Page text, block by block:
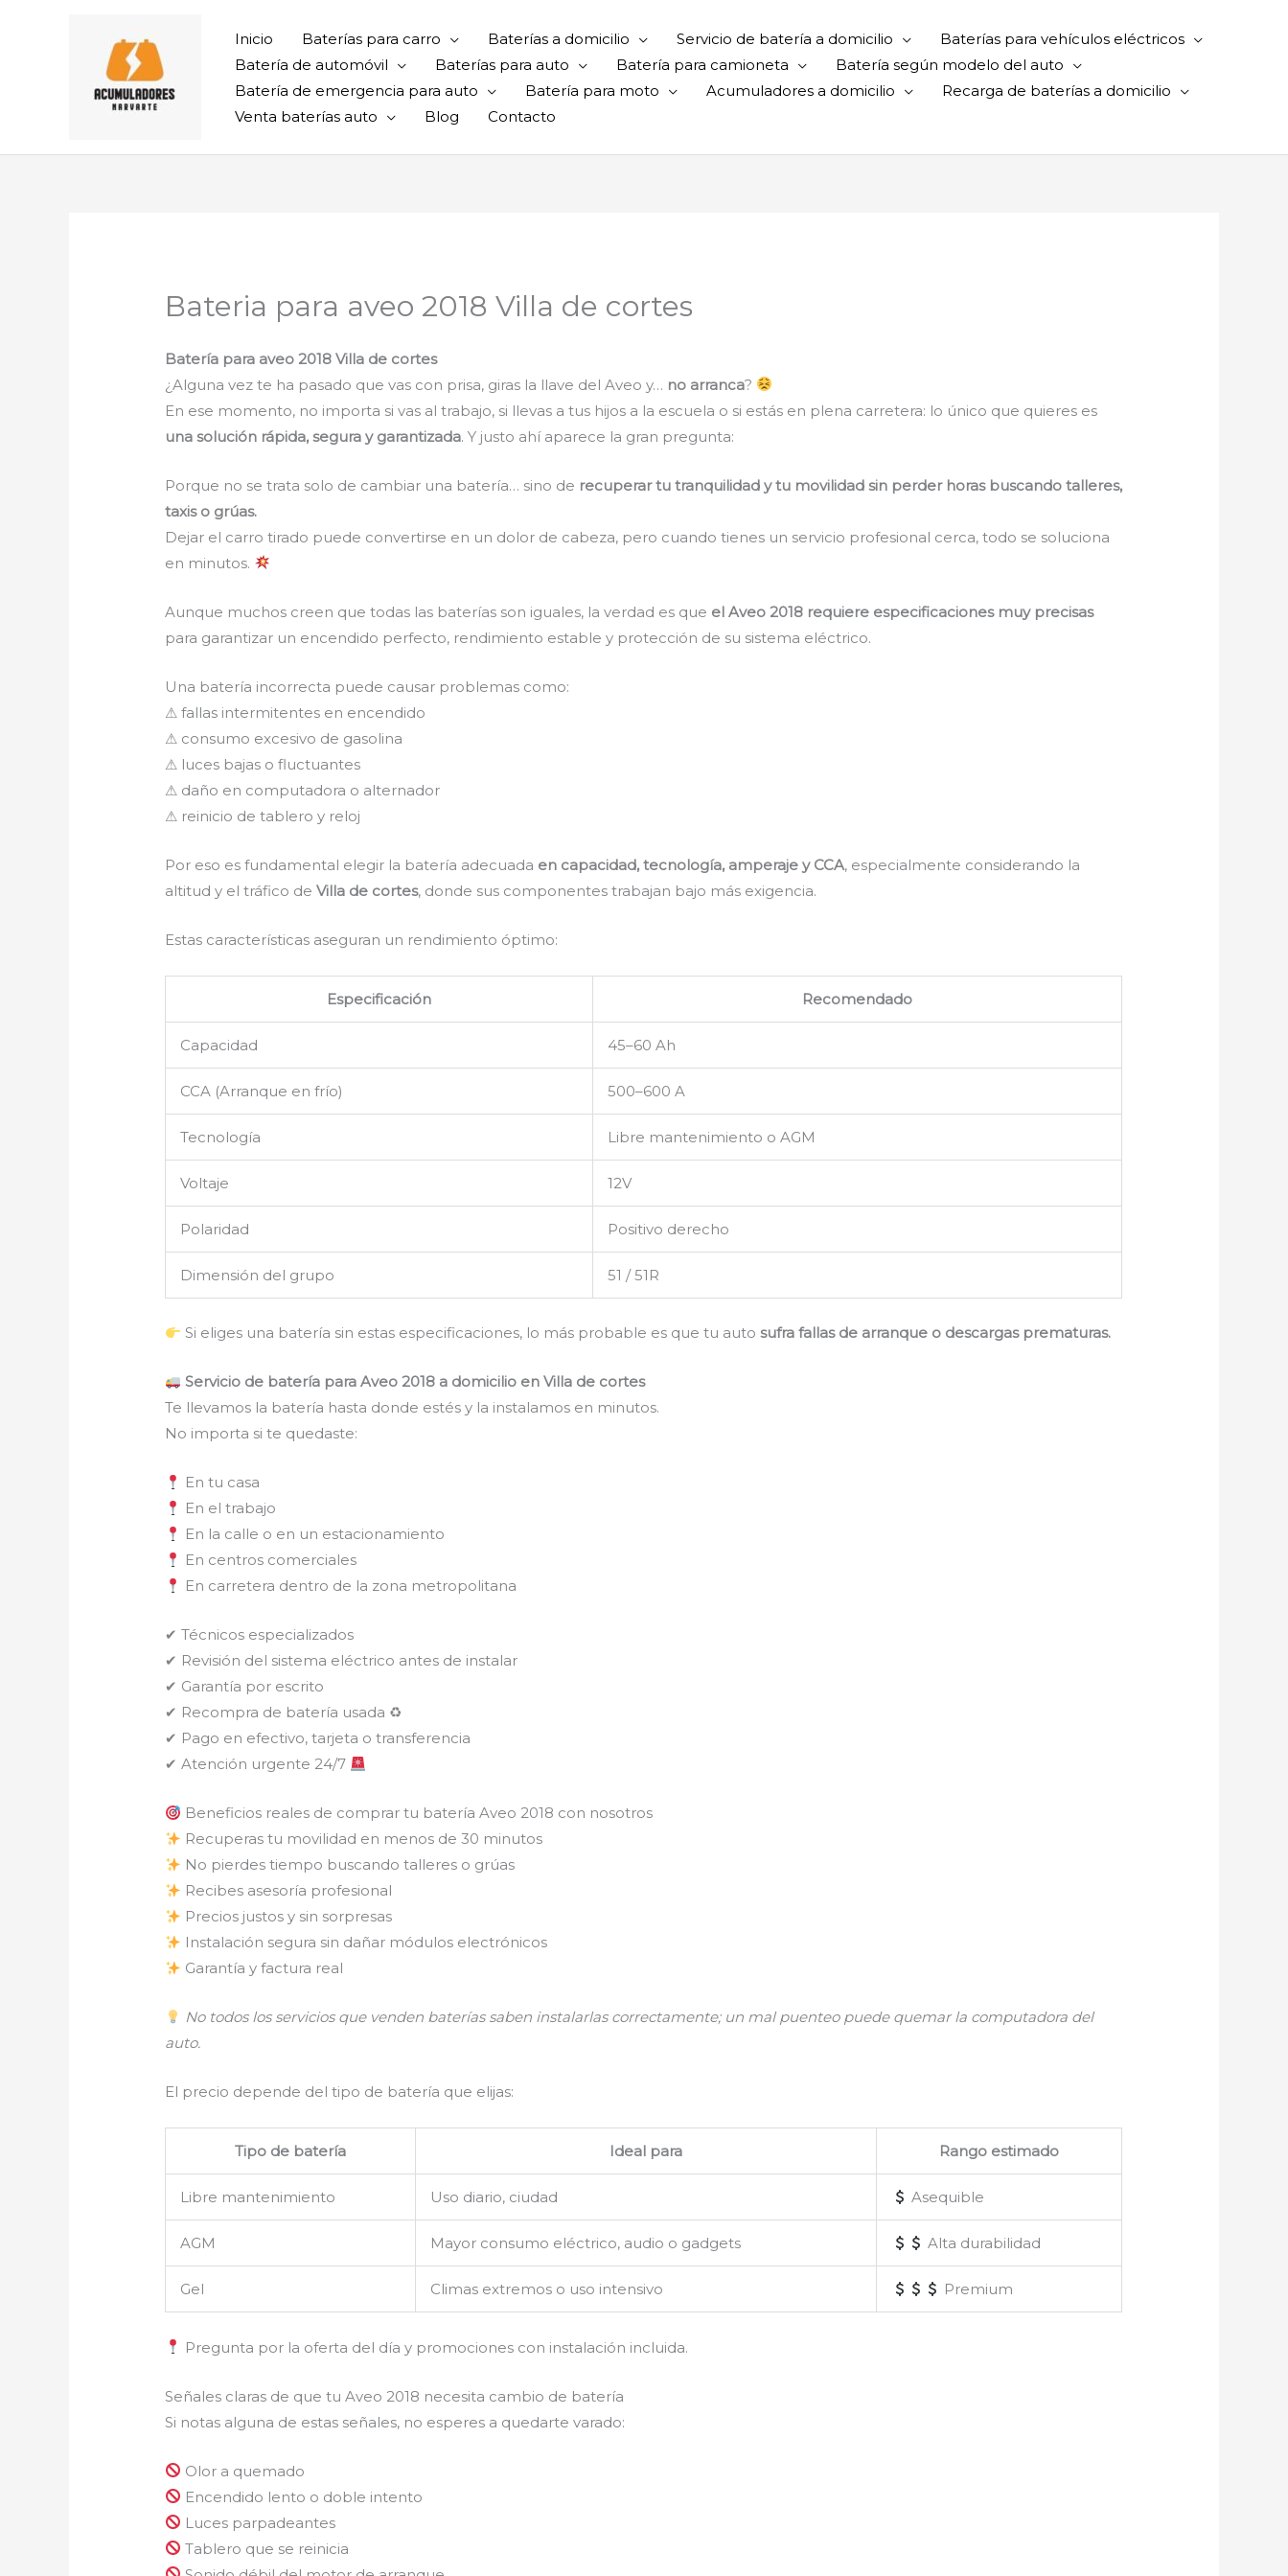
Inicio Baterías para carro Baterías a domicilio Servicio de batería a domicilio
Baterías para vehículos eléctricos
Batería de automóvil
Baterías para auto Batería para camioneta
Batería según modelo del auto
Batería de emergencia para auto
Batería para moto Acumuladores a domicilio
Recarga de baterías a domicilio
Venta baterías auto
Blog Contacto
Bateria para aveo 2018 Villa de cortes
Batería para aveo 2018 Villa de cortes
¿Alguna vez te ha pasado que vas con prisa, giras la llave del Aveo y… no arranca?
En ese momento, no importa si vas al trabajo, si llevas a tus hijos a la escuela o si estás en plena carretera: lo único que quieres es
una solución rápida, segura y garantizada. Y justo ahí aparece la gran pregunta:
Porque no se trata solo de cambiar una batería… sino de recuperar tu tranquilidad y tu movilidad sin perder horas buscando talleres,
taxis o grúas.
Dejar el carro tirado puede convertirse en un dolor de cabeza, pero cuando tienes un servicio profesional cerca, todo se soluciona
en minutos.
Aunque muchos creen que todas las baterías son iguales, la verdad es que el Aveo 2018 requiere especificaciones muy precisas
para garantizar un encendido perfecto, rendimiento estable y protección de su sistema eléctrico.
Una batería incorrecta puede causar problemas como:
⚠ fallas intermitentes en encendido
⚠ consumo excesivo de gasolina
⚠ luces bajas o fluctuantes
⚠ daño en computadora o alternador
⚠ reinicio de tablero y reloj
Por eso es fundamental elegir la batería adecuada en capacidad, tecnología, amperaje y CCA, especialmente considerando la
altitud y el tráfico deVilla de cortes, donde sus componentes trabajan bajo más exigencia.
Estas características aseguran un rendimiento óptimo:
Especificación Recomendado
Capacidad 45–60 Ah
CCA (Arranque en frío) 500–600 A
Tecnología Libre mantenimiento o AGM
Voltaje 12V
Polaridad Positivo derecho
Dimensión del grupo 51 / 51R
Si eliges una batería sin estas especificaciones, lo más probable es que tu autosufra fallas de arranque o descargas prematuras.
Servicio de batería para Aveo 2018 a domicilio en Villa de cortes
Te llevamos la batería hasta donde estés y la instalamos en minutos.
No importa si te quedaste:
En tu casa
En el trabajo
En la calle o en un estacionamiento
En centros comerciales
En carretera dentro de la zona metropolitana
✔ Técnicos especializados
✔ Revisión del sistema eléctrico antes de instalar
✔ Garantía por escrito
✔ Recompra de batería usada ♻
✔ Pago en efectivo, tarjeta o transferencia
✔ Atención urgente 24/7
Beneficios reales de comprar tu batería Aveo 2018 con nosotros
Recuperas tu movilidad en menos de 30 minutos
No pierdes tiempo buscando talleres o grúas
Recibes asesoría profesional
Precios justos y sin sorpresas
Instalación segura sin dañar módulos electrónicos
Garantía y factura real
No todos los servicios que venden baterías saben instalarlas correctamente; un mal puenteo puede quemar la computadora del
auto.
El precio depende del tipo de batería que elijas:
Tipo de batería Ideal para Rango estimado
Libre mantenimiento Uso diario, ciudad Asequible
AGM Mayor consumo eléctrico, audio o gadgets Alta durabilidad
Gel Climas extremos o uso intensivo Premium
Pregunta por la oferta del día y promociones con instalación incluida.
Señales claras de que tu Aveo 2018 necesita cambio de batería
Si notas alguna de estas señales, no esperes a quedarte varado:
Olor a quemado
Encendido lento o doble intento
Luces parpadeantes
Tablero que se reinicia